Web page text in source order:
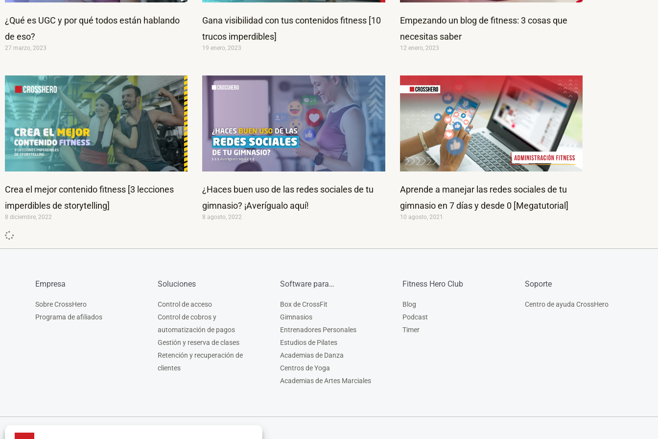
¿Qué es UGC y por qué todos están hablando
de eso?
27 marzo, 2023
Gana visibilidad con tus contenidos fitness [10
trucos imperdibles]
19 enero, 2023
Empezando un blog de fitness: 3 cosas que
necesitas saber
12 enero, 2023
Crea el mejor contenido fitness [3 lecciones
imperdibles de storytelling]
8 diciembre, 2022
¿Haces buen uso de las redes sociales de tu
gimnasio? ¡Averígualo aquí!
8 agosto, 2022
Aprende a manejar las redes sociales de tu
gimnasio en 7 días y desde 0 [Megatutorial]
10 agosto, 2021
Empresa
Sobre CrossHero
Programa de afiliados
Soluciones
Control de acceso
Control de cobros y
automatización de pagos
Gestión y reserva de clases
Retención y recuperación de
clientes
Software para…
Box de CrossFit
Gimnasios
Entrenadores Personales
Estudios de Pilates
Academias de Danza
Centros de Yoga
Academias de Artes Marciales
Fitness Hero Club
Blog
Podcast
Timer
Soporte
Centro de ayuda CrossHero